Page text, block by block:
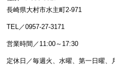
長崎県大村市水主町2-971
TEL／0957-27-3171
営業時間／11:00～17:30
定休日／毎週火、水曜、第一日曜、